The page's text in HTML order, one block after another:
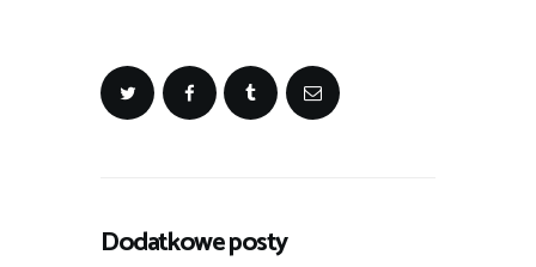
Dodatkowe posty